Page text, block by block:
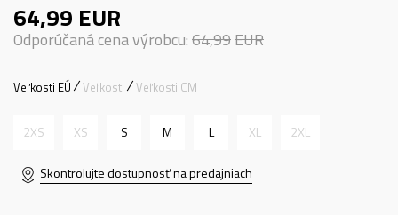
64,99 EUR
Odporúčaná cena výrobcu:64,99EUR
Veľkosti EÚ Veľkosti Veľkosti CM
2XS XS S M L XL 2XL
Skontrolujte dostupnosť na predajniach